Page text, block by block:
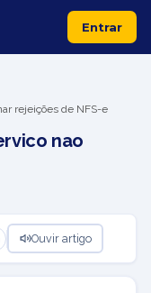
Entrar
rejeições de NFS-e
nao
Ouvir artigo